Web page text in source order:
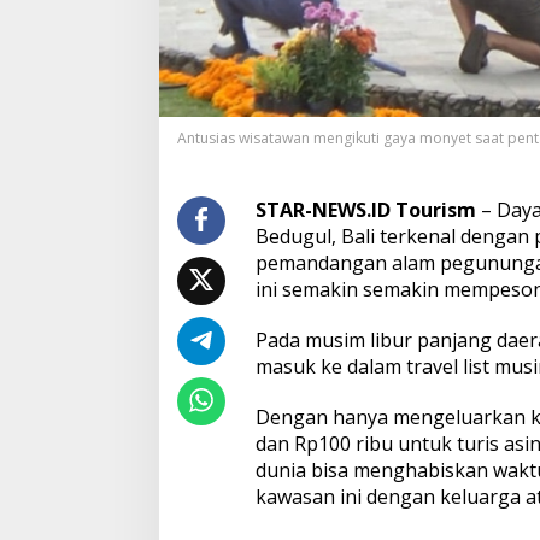
e
n
t
a
s
T
a
B
a
r
o
n
J
a
d
M
a
g
n
e
Antusias wisatawan mengikuti gaya monyet saat
STAR-NEWS.ID Tourism –
Bedugul, Bali terkenal
pemandangan alam
ini semakin semakin
Pada musim libur panjang
masuk ke dalam travel list
Dengan hanya mengeluarkan
dan Rp100 ribu untuk turis
dunia bisa menghabiskan
kawasan ini dengan keluarga